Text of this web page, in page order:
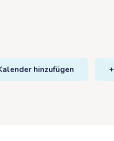
hinzufügen